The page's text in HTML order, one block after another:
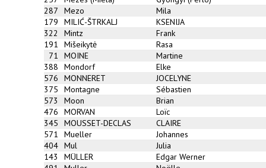
287
Mezo
Mila
179
MILIĆ-ŠTRKALJ
KSENIJA
322
Mintz
Frank
191
Mišeikytė
Rasa
71
MOINE
Martine
388
Mondorf
Elke
576
MONNERET
JOCELYNE
375
Montagne
Sébastien
573
Moon
Brian
476
MORVAN
Loïc
345
MOUSSET-DECLAS
CLAIRE
571
Mueller
Johannes
404 Mul
Julia
143
MÜLLER
Edgar Werner